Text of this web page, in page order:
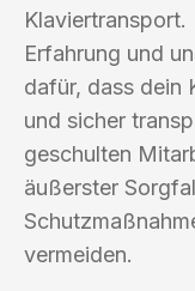
Klaviertransport.
Erfahrung und
dafür, dass dein
und sicher
geschulten
äußerster
vermeiden.